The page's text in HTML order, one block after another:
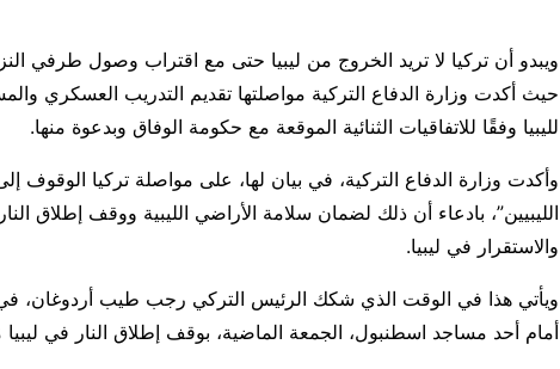
ويبدو أن تركيا لا تريد الخروج من ليبيا حتى مع اقتراب وصول طرفي
حيث أكدت وزارة الدفاع التركية مواصلتها تقديم التدريب العسكري
لليبيا وفقًا للاتفاقيات الثنائية الموقعة مع حكومة الوفاق وبدعوة منها.
وأكدت وزارة الدفاع التركية، في بيان لها، على مواصلة تركيا الوقوف
الليبيين”، بادعاء أن ذلك لضمان سلامة الأراضي الليبية ووقف إطلاق
والاستقرار في ليبيا.
ويأتي هذا في الوقت الذي شكك الرئيس التركي رجب طيب أردوغان،
أمام أحد مساجد اسطنبول، الجمعة الماضية، بوقف إطلاق النار في